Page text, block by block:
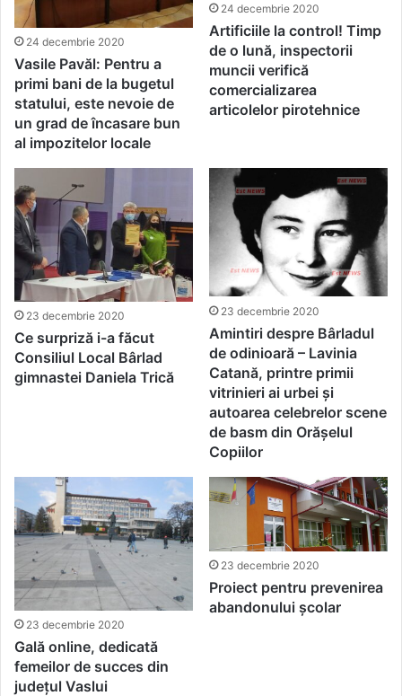
24 decembrie 2020
Vasile Pavăl: Pentru a
primi bani de la bugetul
statului, este nevoie de
un grad de încasare bun
al impozitelor locale
24 decembrie 2020
Artificiile la control! Timp
de o lună, inspectorii
muncii verifică
comercializarea
articolelor pirotehnice
23 decembrie 2020
Ce surpriză i-a făcut
Consiliul Local Bârlad
gimnastei Daniela Trică
23 decembrie 2020
Amintiri despre Bârladul
de odinioară – Lavinia
Catană, printre primii
vitrinieri ai urbei și
autoarea celebrelor scene
de basm din Orășelul
Copiilor
23 decembrie 2020
Gală online, dedicată
femeilor de succes din
județul Vaslui
23 decembrie 2020
Proiect pentru prevenirea
abandonului școlar